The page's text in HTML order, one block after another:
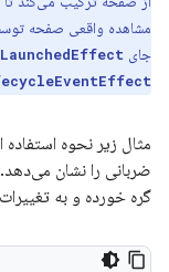
مشاهده واقعی صفحه
جای LaunchedEffect
مثال زیر نحوه استفاده
گره خورده و به